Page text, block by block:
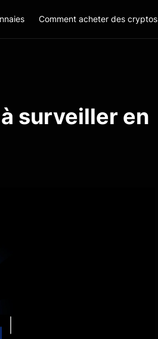
Comment acheter des cryptos
surveiller en